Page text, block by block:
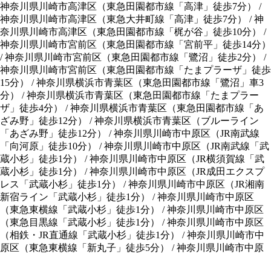
神奈川県川崎市高津区
（東急田園都市線「高津」徒歩7分）
/
神奈川県川崎市高津区
（東急大井町線「高津」徒歩7分） /神
奈川県川崎市高津区
（東急田園都市線「梶が谷」徒歩10分）
/
神奈川県川崎市宮前区
（東急田園都市線「宮前平」徒歩14分）
/神奈川県川崎市宮前区 （東急田園都市線「鷺沼」徒歩2分）
/
神奈川県川崎市宮前区
（東急田園都市線「たまプラーザ」徒歩
15分） /神奈川県横浜市青葉区 （東急田園都市線「鷺沼」車3
分） /神奈川県横浜市青葉区 （東急田園都市線「たまプラー
ザ」徒歩4分） /神奈川県横浜市青葉区 （東急田園都市線「あ
ざみ野」徒歩12分） /神奈川県横浜市青葉区 （ブルーライン
「あざみ野」徒歩12分） /神奈川県川崎市中原区 （JR南武線
「向河原」徒歩10分） /神奈川県川崎市中原区 （JR南武線「武
蔵小杉」徒歩1分） /神奈川県川崎市中原区 （JR横須賀線「武
蔵小杉」徒歩1分） /神奈川県川崎市中原区 （JR成田エクスプ
レス「武蔵小杉」徒歩1分） /神奈川県川崎市中原区 （JR湘南
新宿ライン「武蔵小杉」徒歩1分） /神奈川県川崎市中原区
（東急東横線「武蔵小杉」徒歩1分） /神奈川県川崎市中原区
（東急目黒線「武蔵小杉」徒歩1分） /神奈川県川崎市中原区
（相鉄・JR直通線「武蔵小杉」徒歩1分） /神奈川県川崎市中
原区
（東急東横線「新丸子」徒歩5分） /神奈川県川崎市中原